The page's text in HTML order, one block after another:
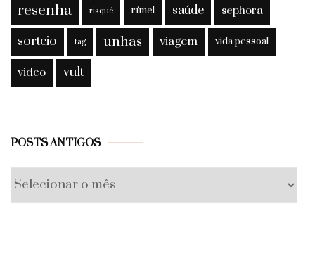
resenha risqué rímel saúde sephora
sorteio tag unhas viagem vida pessoal
video vult
POSTS ANTIGOS
Posts